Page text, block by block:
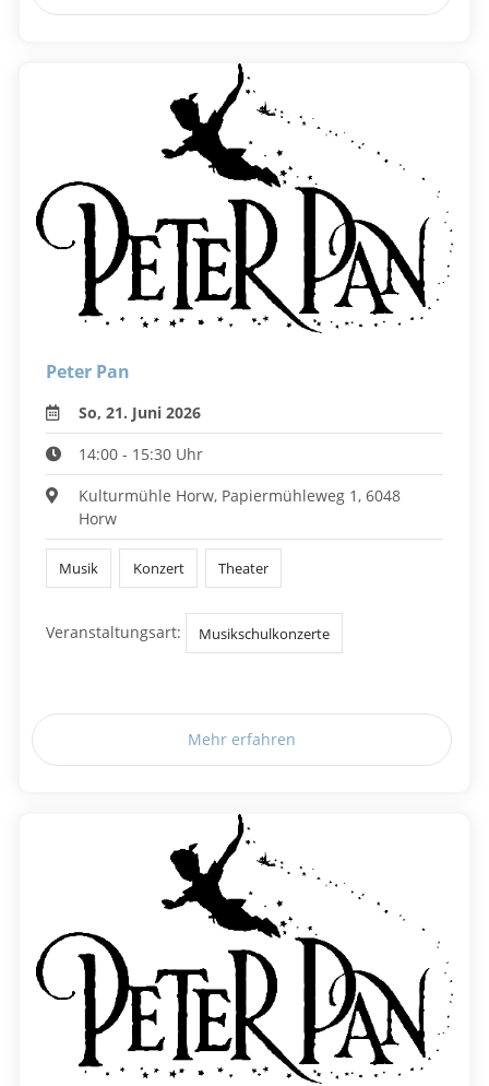
Peter Pan
So, 21. Juni 2026
14:00 - 15:30 Uhr
Kulturmühle Horw, Papiermühleweg 1, 6048
Horw
Musik Konzert Theater
Veranstaltungsart: Musikschulkonzerte
Mehr erfahren